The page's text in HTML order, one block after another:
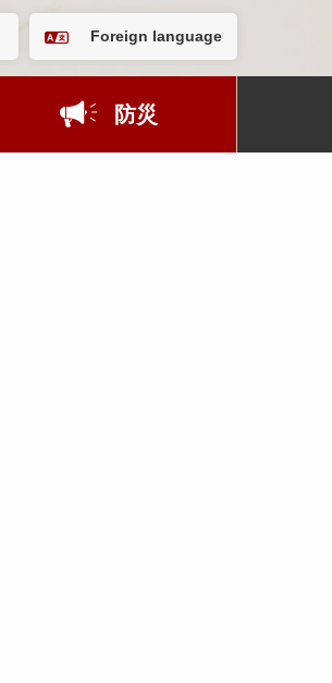
Foreign language
防災